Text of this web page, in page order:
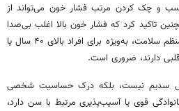
و چک کردن مرتب فشار خون می‌تواند از
تاکید کرد که فشار خون بالا اغلب بی‌صدا
پیشرفت می‌کند، بنابراین معاینات منظم سلامت، به‌ویژه برای افراد بالای ۴۰ سال یا
دارند، ضروری است.
سدیم نیست، بلکه درک حساسیت شخصی
قوی یا آسیب‌پذیری مرتبط با سن دارد،